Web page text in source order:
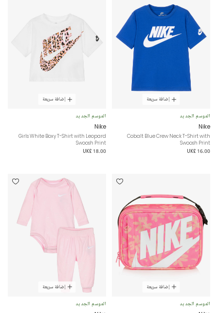
إضافة سريعة
الموسم الجديد
Nike
Cobalt Blue Crew Neck T-Shirt with
Swoosh Print
UK£ 16.00
إضافة سريعة
الموسم الجديد
Nike
Girls White Boxy T-Shirt with Leopard
Swoosh Print
UK£ 18.00
إضافة سريعة
الموسم الجديد
إضافة سريعة
الموسم الجديد